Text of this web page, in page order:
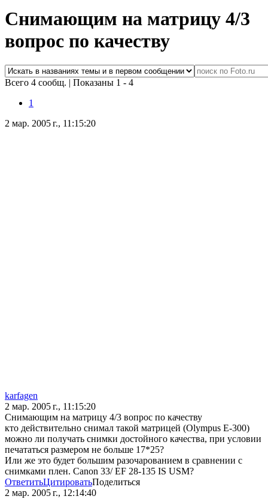
Снимающим на матрицу 4/3
вопрос по качеству
Всего 4 сообщ. | Показаны 1 - 4
1
2 мар. 2005 г., 11:15:20
karfagen
2 мар. 2005 г., 11:15:20
Снимающим на матрицу 4/3 вопрос по качеству
кто действительно снимал такой матрицей (Olympus E-300)
можно ли получать снимки достойного качества, при условии
печататься размером не больше 17*25?
Или же это будет большим разочарованием в сравнении с
снимками плен. Canon 33/ EF 28-135 IS USM?
ОтветитьЦитироватьПоделиться
2 мар. 2005 г., 12:14:40